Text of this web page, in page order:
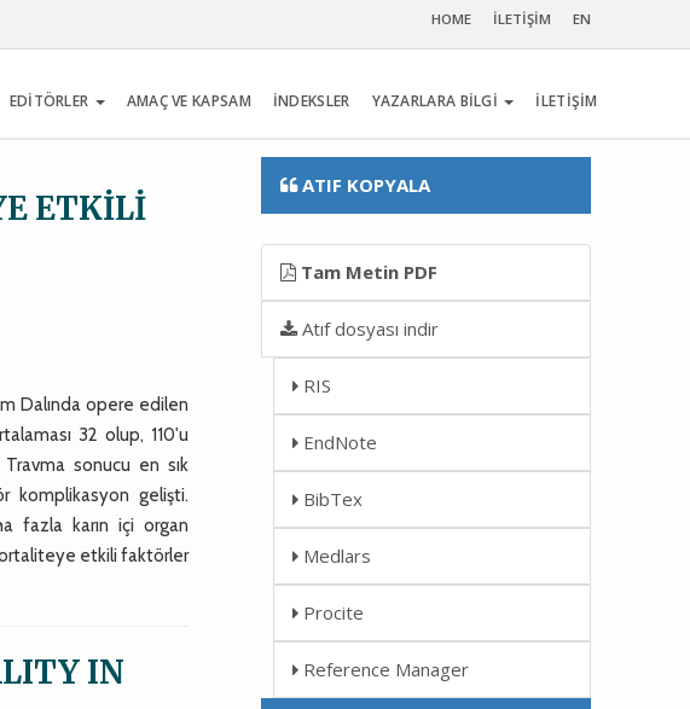
HOME İLETİŞİM EN
EDİTÖRLER AMAÇ VE KAPSAM İNDEKSLER YAZARLARA BİLGİ İLETİŞİM
ETKİLİ
Dalında opere edilen
32 olup, 110'u
Travma sonucu en sık
komplikasyon gelişti.
fazla karın içi organ
etkili faktörler
IN
ATIF KOPYALA
Tam Metin PDF
Atıf dosyası indir
RIS
EndNote
BibTex
Medlars
Procite
Reference Manager